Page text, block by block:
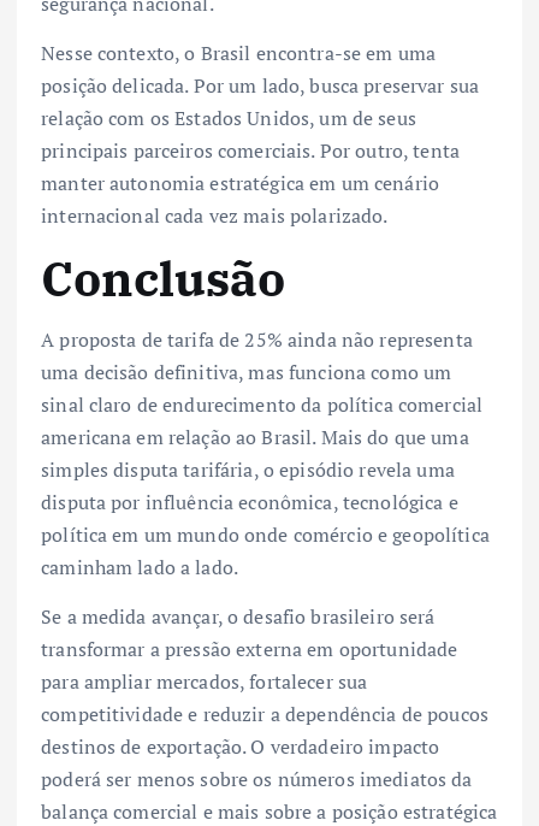
Nesse contexto, o Brasil encontra-se em uma
posição delicada. Por um lado, busca preservar sua
relação com os Estados Unidos, um de seus
principais parceiros comerciais. Por outro, tenta
manter autonomia estratégica em um cenário
internacional cada vez mais polarizado.
Conclusão
A proposta de tarifa de 25% ainda não representa
uma decisão definitiva, mas funciona como um
sinal claro de endurecimento da política comercial
americana em relação ao Brasil. Mais do que uma
simples disputa tarifária, o episódio revela uma
disputa por influência econômica, tecnológica e
política em um mundo onde comércio e geopolítica
caminham lado a lado.
Se a medida avançar, o desafio brasileiro será
transformar a pressão externa em oportunidade
para ampliar mercados, fortalecer sua
competitividade e reduzir a dependência de poucos
destinos de exportação. O verdadeiro impacto
poderá ser menos sobre os números imediatos da
balança comercial e mais sobre a posição estratégica